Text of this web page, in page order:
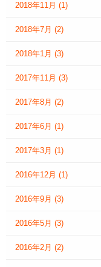
2018年11月 (1)
2018年7月 (2)
2018年1月 (3)
2017年11月 (3)
2017年8月 (2)
2017年6月 (1)
2017年3月 (1)
2016年12月 (1)
2016年9月 (3)
2016年5月 (3)
2016年2月 (2)